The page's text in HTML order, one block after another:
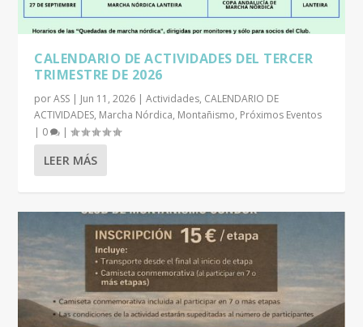
CALENDARIO DE ACTIVIDADES DEL TERCER
TRIMESTRE DE 2026
porASS | Jun 11, 2026 |Actividades, CALENDARIO DE
ACTIVIDADES, Marcha Nórdica, Montañismo, Próximos Eventos
| 0 |
LEER MÁS